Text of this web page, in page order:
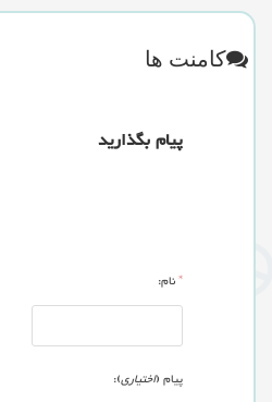
کامنت ها
پیام بگذارید
*نام:
پیام (اختیاری):